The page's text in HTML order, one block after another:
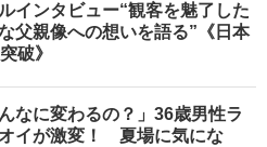
インタビュー“観客を魅了した
父親像への想いを語る”《日本
破》
なに変わるの？」36歳男性ラ
イが激変！ 夏場に気にな